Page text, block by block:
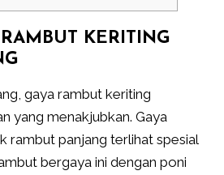
KERITING
gaya rambut keriting
yang menakjubkan. Gaya
rambut panjang terlihat spesial
bergaya ini dengan poni